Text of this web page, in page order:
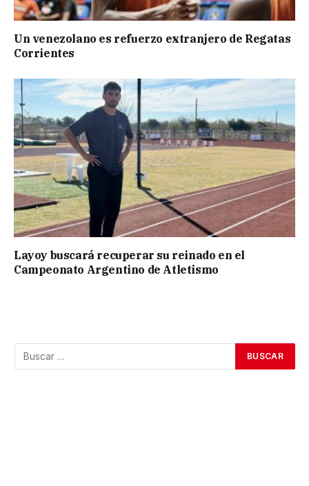
Un venezolano es refuerzo extranjero de Regatas
Corrientes
Layoy buscará recuperar su reinado en el
Campeonato Argentino de Atletismo